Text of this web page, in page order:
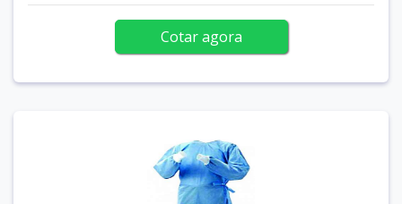
Cotar agora